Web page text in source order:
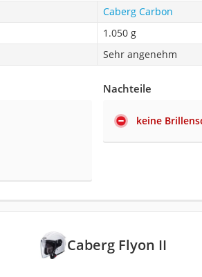
Caberg Carbon
1.050 g
Sehr angenehm
Nachteile
keine
Caberg Flyon II